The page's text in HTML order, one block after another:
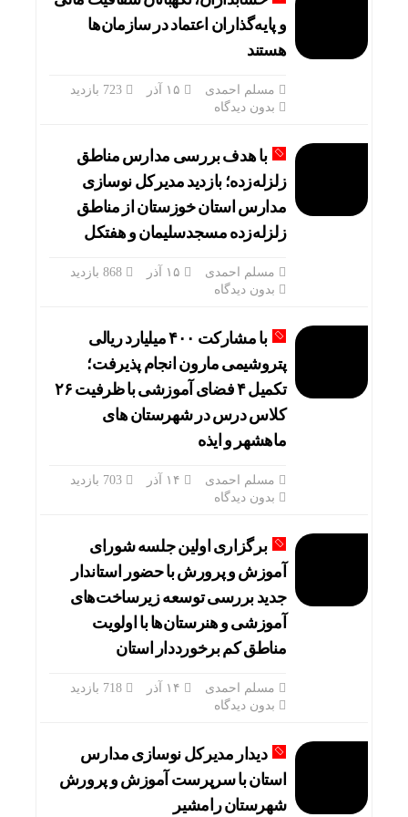
و پایه‌گذاران اعتماد در سازمان‌ها
هستند
مسلم احمدی
بدون دیدگاه
با هدف بررسی مدارس مناطق
زلزله‌زده؛ بازدید مدیرکل نوسازی
مدارس استان خوزستان از مناطق
زلزله‌زده مسجدسلیمان و هفتکل
مسلم احمدی
بدون دیدگاه
با مشارکت ۴۰۰ میلیارد ریالی
پتروشیمی مارون انجام پذیرفت؛
تکمیل ۴ فضای آموزشی با ظرفیت ۲۶
کلاس درس در شهرستان های
ماهشهر و ایذه
مسلم احمدی
بدون دیدگاه
برگزاری اولین جلسه شورای
آموزش و پرورش با حضور استاندار
جدید بررسی توسعه زیرساخت‌های
آموزشی و هنرستان‌ها با اولویت
مناطق کم برخورددار استان
مسلم احمدی
بدون دیدگاه
دیدار مدیرکل نوسازی مدارس
استان با سرپرست آموزش و پرورش
شهرستان رامشیر